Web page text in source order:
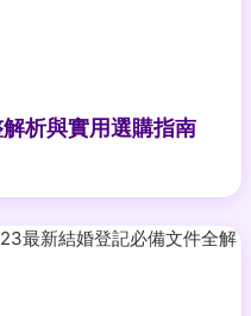
析與實用選購指南